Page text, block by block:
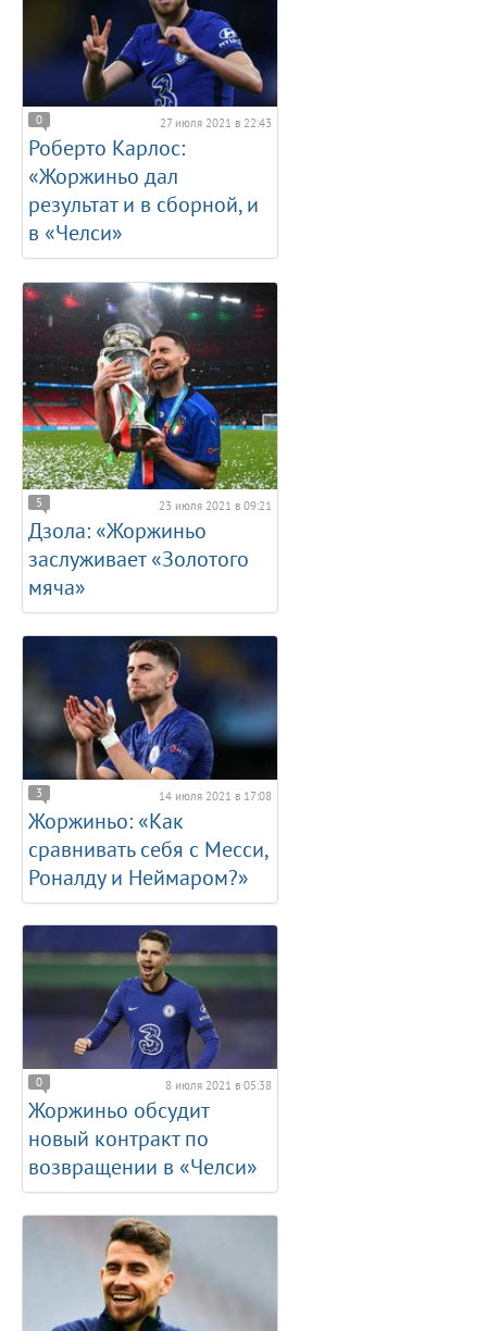
0 27 июля 2021 в 22:43
Роберто Карлос:
«Жоржиньо дал
результат и в сборной, и
в «Челси»
5 23 июля 2021 в 09:21
Дзола: «Жоржиньо
заслуживает «Золотого
мяча»
3 14 июля 2021 в 17:08
Жоржиньо: «Как
сравнивать себя с Месси,
Роналду и Неймаром?»
0 8 июля 2021 в 05:38
Жоржиньо обсудит
новый контракт по
возвращении в «Челси»